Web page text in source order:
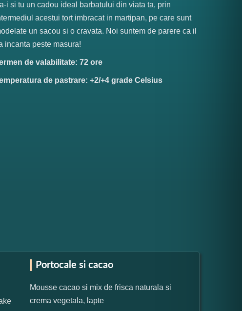
i si tu un cadou ideal barbatului din viata ta, prin
acestui tort imbracat in martipan, pe care sunt
un sacou si o cravata. Noi suntem de parere ca il
incanta peste masura!
de valabilitate: 72 ore
de pastrare: +2/+4 grade Celsius
Portocale si cacao
Mousse cacao si mix de frisca naturala si
crema vegetala, lapte